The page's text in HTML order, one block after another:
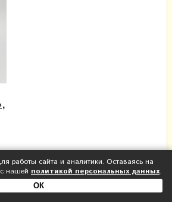
работы сайта и аналитики. Оставаясь на
нашей политикой персональных данных.
ОК